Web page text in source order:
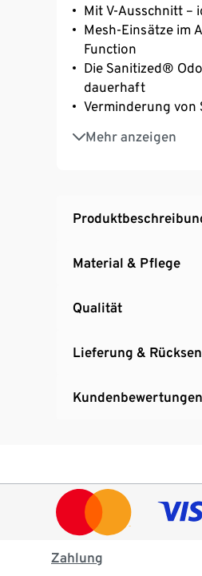
Mit V-Ausschnitt –
Mesh-Einsätze im
Function
Die Sanitized®
dauerhaft
Verminderung von
Mehr anzeigen
Mit Elasthan:
Material & Pflege
Qualität
Lieferung &
Kundenbewertungen
Zahlung